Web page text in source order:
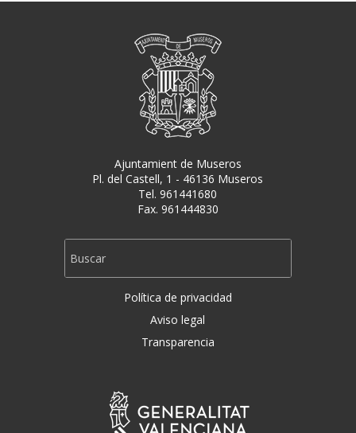
Ajuntamient de Museros
Pl. del Castell, 1 - 46136 Museros
Tel. 961441680
Fax. 961444830
Política de privacidad
Aviso legal
Transparencia